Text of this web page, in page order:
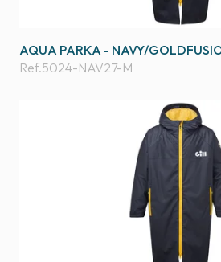
AQUA PARKA - NAVY/
Ref.5024-NAV27-M